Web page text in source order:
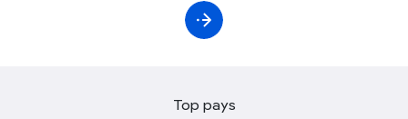
Top pays